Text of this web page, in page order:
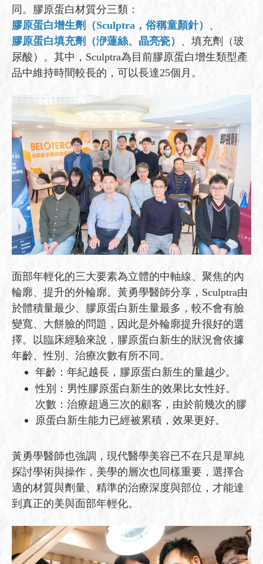
同。膠原蛋白材質分三類：
膠原蛋白增生劑（Sculptra，俗稱童顏針） 、
膠原蛋白填充劑（洢蓮絲、晶亮瓷） 、填充劑（玻
尿酸）。其中，Sculptra為目前膠原蛋白增生類型產
品中維持時間較長的，可以長達25個月。
面部年輕化的三大要素為立體的中軸線、聚焦的內
輪廓、提升的外輪廓。黃勇學醫師分享，Sculptra由
於體積量最少、膠原蛋白新生量最多，較不會有臉
變寬、大餅臉的問題，因此是外輪廓提升很好的選
擇。以臨床經驗來說，膠原蛋白新生的狀況會依據
年齡、性別、治療次數有所不同。
年齡：年紀越長，膠原蛋白新生的量越少。
性別：男性膠原蛋白新生的效果比女性好。
次數：治療超過三次的顧客，由於前幾次的膠
原蛋白新生能力已經被累積，效果更好。
黃勇學醫師也強調，現代醫學美容已不在只是單純
探討學術與操作，美學的層次也同樣重要，選擇合
適的材質與劑量、精準的治療深度與部位，才能達
到真正的美與面部年輕化。